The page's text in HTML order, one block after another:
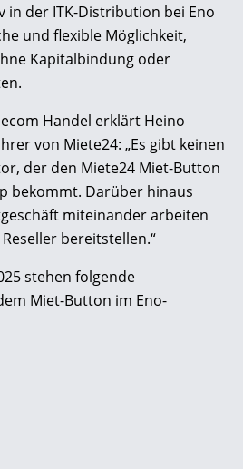
in der ITK-Distribution bei Eno
und flexible Möglichkeit,
Kapitalbindung oder
Handel erklärt Heino
von Miete24: „Es gibt keinen
der den Miete24 Miet-Button
bekommt. Darüber hinaus
miteinander arbeiten
bereitstellen.“
stehen folgende
Miet-Button im Eno-